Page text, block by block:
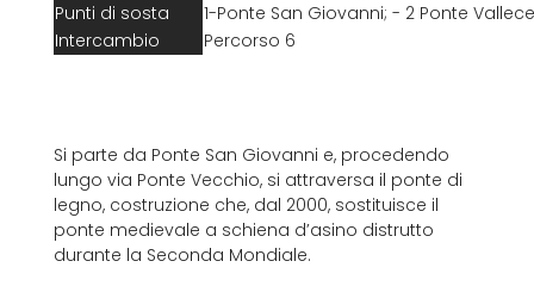
Punti di sosta
1-Ponte San Giovanni; - 2 Ponte
Intercambio
Percorso 6
Si parte da Ponte San Giovanni e, procedendo
lungo via Ponte Vecchio, si attraversa il ponte di
legno, costruzione che, dal 2000, sostituisce il
ponte medievale a schiena d’asino distrutto
durante la Seconda Mondiale.